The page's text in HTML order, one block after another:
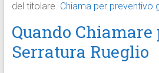
del titolare. Chiama per preventivo
Quando Chiamare
Serratura Rueglio